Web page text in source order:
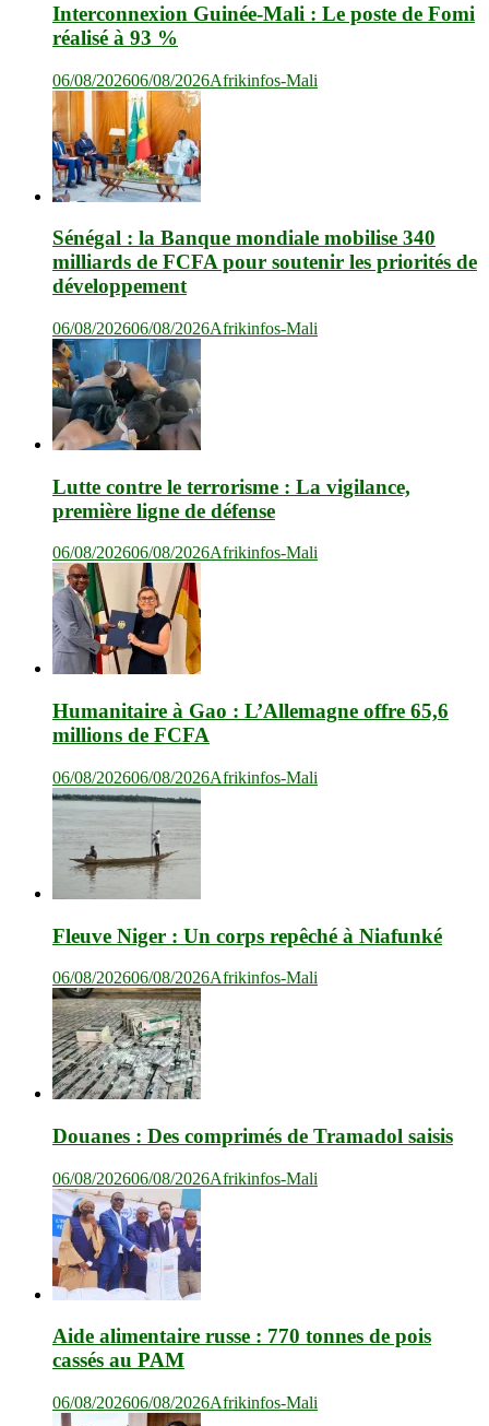
Interconnexion Guinée-Mali : Le poste de Fomi
réalisé à 93 %
06/08/202606/08/2026Afrikinfos-Mali
Sénégal : la Banque mondiale mobilise 340
milliards de FCFA pour soutenir les priorités de
développement
06/08/202606/08/2026Afrikinfos-Mali
Lutte contre le terrorisme : La vigilance,
première ligne de défense
06/08/202606/08/2026Afrikinfos-Mali
Humanitaire à Gao : L’Allemagne offre 65,6
millions de FCFA
06/08/202606/08/2026Afrikinfos-Mali
Fleuve Niger : Un corps repêché à Niafunké
06/08/202606/08/2026Afrikinfos-Mali
Douanes : Des comprimés de Tramadol saisis
06/08/202606/08/2026Afrikinfos-Mali
Aide alimentaire russe : 770 tonnes de pois
cassés au PAM
06/08/202606/08/2026Afrikinfos-Mali